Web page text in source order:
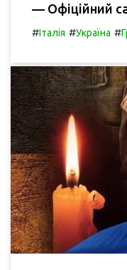
— Офіційний
#Італія #Україна #